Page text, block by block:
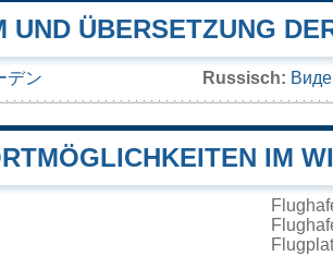
UND ÜBERSETZUNG
デン Russisch:
IM